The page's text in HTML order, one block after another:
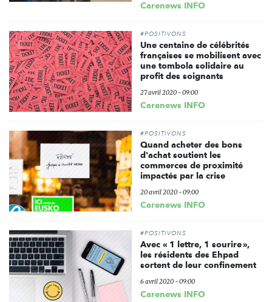
Carenews INFO
#POSITIVONS
Une centaine de célébrités
françaises se mobilisent avec
une tombola solidaire au
profit des soignants
27 avril 2020 - 09:00
Carenews INFO
#POSITIVONS
Quand acheter des bons
d'achat soutient les
commerces de proximité
impactés par la crise
20 avril 2020 - 09:00
Carenews INFO
#POSITIVONS
Avec « 1 lettre, 1 sourire »,
les résidents des Ehpad
sortent de leur confinement
6 avril 2020 - 09:00
Carenews INFO